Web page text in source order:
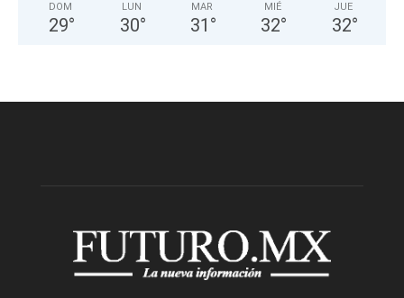
DOM
29°
LUN
30°
MAR
31 °
MIÉ
32°
JUE
32°